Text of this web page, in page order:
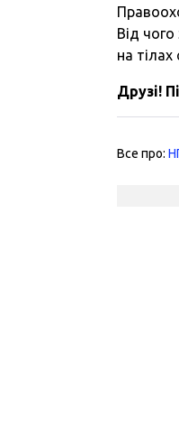
Від
на тілах
Друзі!
Все про: